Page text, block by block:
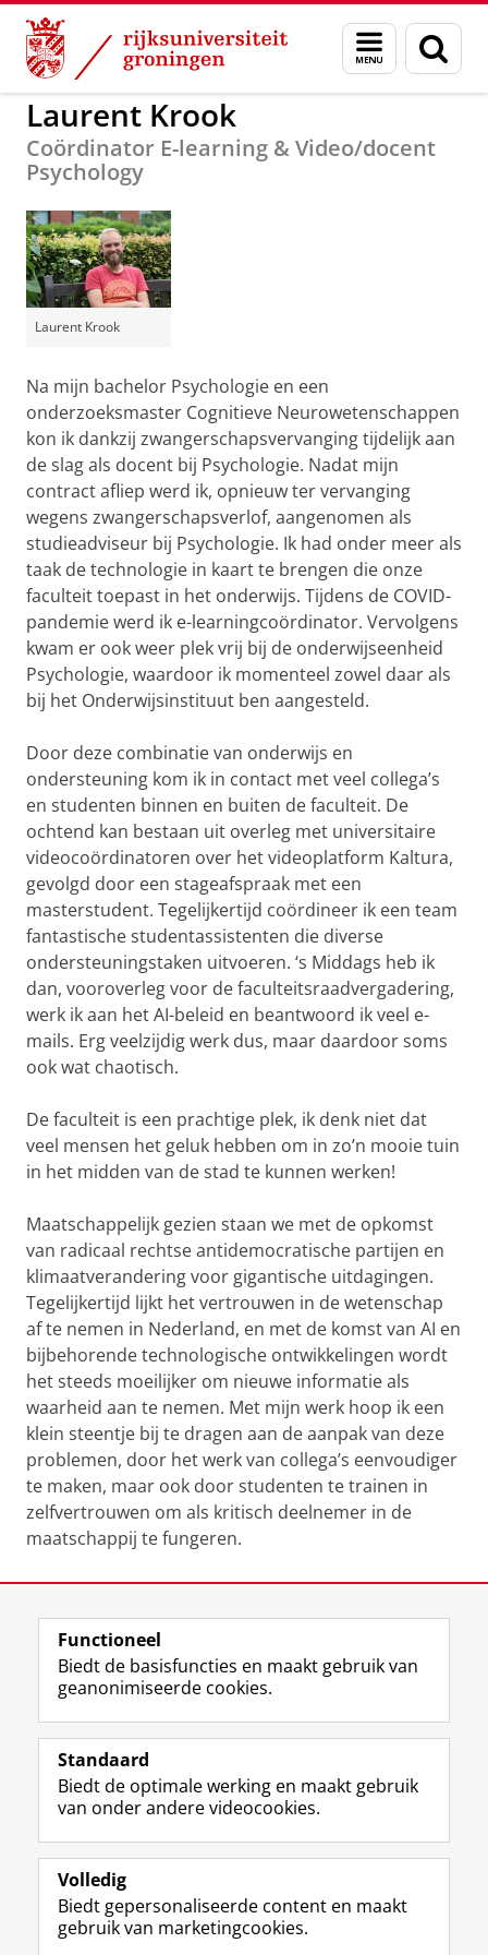
Skip
Content
Skip
Navigation
Menu
en
zoeken
GMW Organisatie Bij ons werken
Laurent Krook
Coördinator E-learning & Video/docent
Psychology
Laurent Krook
Na mijn bachelor Psychologie en een
onderzoeksmaster Cognitieve Neurowetenschappen
kon ik dankzij zwangerschapsvervanging tijdelijk aan
de slag als docent bij Psychologie. Nadat mijn
contract afliep werd ik, opnieuw ter vervanging
wegens zwangerschapsverlof, aangenomen als
studieadviseur bij Psychologie. Ik had onder meer als
taak de technologie in kaart te brengen die onze
faculteit toepast in het onderwijs. Tijdens de COVID-
pandemie werd ik e-learningcoördinator. Vervolgens
kwam er ook weer plek vrij bij de onderwijseenheid
Psychologie, waardoor ik momenteel zowel daar als
bij het Onderwijsinstituut ben aangesteld.
Door deze combinatie van onderwijs en
ondersteuning kom ik in contact met veel collega’s
en studenten binnen en buiten de faculteit. De
ochtend kan bestaan uit overleg met universitaire
videocoördinatoren over het videoplatform Kaltura,
gevolgd door een stageafspraak met een
masterstudent. Tegelijkertijd coördineer ik een team
fantastische studentassistenten die diverse
ondersteuningstaken uitvoeren. ‘s Middags heb ik
dan, vooroverleg voor de faculteitsraadvergadering,
werk ik aan het AI-beleid en beantwoord ik veel e-
mails. Erg veelzijdig werk dus, maar daardoor soms
ook wat chaotisch.
De faculteit is een prachtige plek, ik denk niet dat
veel mensen het geluk hebben om in zo’n mooie tuin
in het midden van de stad te kunnen werken!
Maatschappelijk gezien staan we met de opkomst
van radicaal rechtse antidemocratische partijen en
klimaatverandering voor gigantische uitdagingen.
Tegelijkertijd lijkt het vertrouwen in de wetenschap
af te nemen in Nederland, en met de komst van AI en
bijbehorende technologische ontwikkelingen wordt
het steeds moeilijker om nieuwe informatie als
waarheid aan te nemen. Met mijn werk hoop ik een
klein steentje bij te dragen aan de aanpak van deze
problemen, door het werk van collega’s eenvoudiger
te maken, maar ook door studenten te trainen in
zelfvertrouwen om als kritisch deelnemer in de
maatschappij te fungeren.
View this page in:English
Volg de RUG
F
a
e
b
o
p
a
L
i
k
e
I
-
p
R
S
-
f
e
R
I
n
t
r
m
Y
o
T
e
k
Studiekiezers
Alumni
Over ons
Functioneel
Biedt de basisfuncties en maakt gebruik van
geanonimiseerde cookies.
Standaard
Biedt de optimale werking en maakt gebruik
van onder andere videocookies.
Volledig
Biedt gepersonaliseerde content en maakt
gebruik van marketingcookies.